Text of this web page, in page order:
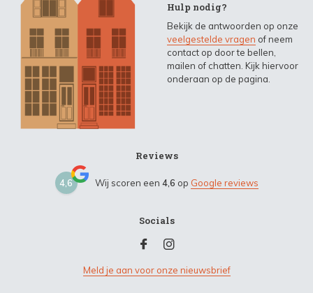
Hulp nodig?
Bekijk de antwoorden op onze
veelgestelde vragen of neem
contact op door te bellen,
mailen of chatten. Kijk hiervoor
onderaan op de pagina.
Reviews
4,6 Wij scoren een 4,6 op Google reviews
Socials
Meld je aan voor onze nieuwsbrief